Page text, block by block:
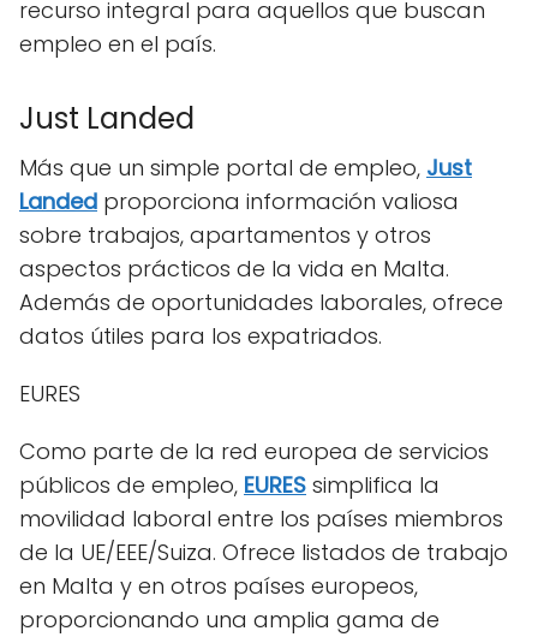
recurso integral para aquellos que buscan
empleo en el país.
Just Landed
Más que un simple portal de empleo, Just
Landed proporciona información valiosa
sobre trabajos, apartamentos y otros
aspectos prácticos de la vida en Malta.
Además de oportunidades laborales, ofrece
datos útiles para los expatriados.
EURES
Como parte de la red europea de servicios
públicos de empleo, EURES simplifica la
movilidad laboral entre los países miembros
de la UE/EEE/Suiza. Ofrece listados de trabajo
en Malta y en otros países europeos,
proporcionando una amplia gama de